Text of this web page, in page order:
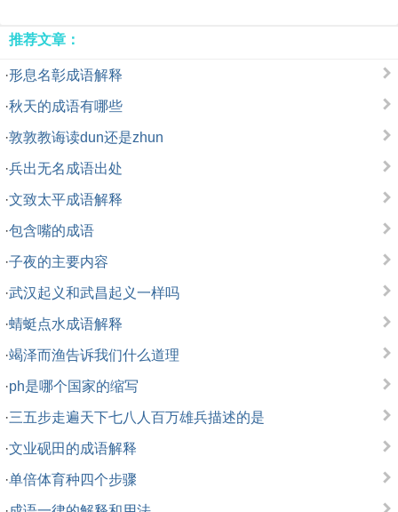
推荐文章：
·形息名彰成语解释
·秋天的成语有哪些
·敦敦教诲读dun还是zhun
·兵出无名成语出处
·文致太平成语解释
·包含嘴的成语
·子夜的主要内容
·武汉起义和武昌起义一样吗
·蜻蜓点水成语解释
·竭泽而渔告诉我们什么道理
·ph是哪个国家的缩写
·三五步走遍天下七八人百万雄兵描述的是
·文业砚田的成语解释
·单倍体育种四个步骤